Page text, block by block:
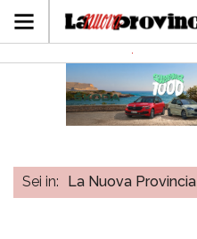
Sei in: La Nuova Provincia